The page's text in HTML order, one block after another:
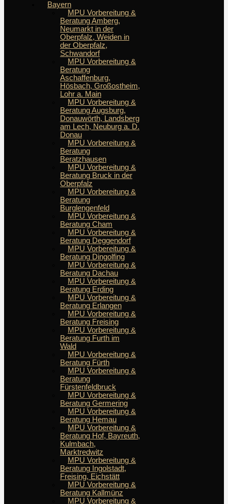
Bayern
MPU Vorbereitung &
Beratung Amberg,
Neumarkt in der
Oberpfalz, Weiden in
der Oberpfalz,
Schwandorf
MPU Vorbereitung &
Beratung
Aschaffenburg,
Hösbach, Großostheim,
Lohr a. Main
MPU Vorbereitung &
Beratung Augsburg,
Donauwörth, Landsberg
am Lech, Neuburg a. D.
Donau
MPU Vorbereitung &
Beratung
Beratzhausen
MPU Vorbereitung &
Beratung Bruck in der
Oberpfalz
MPU Vorbereitung &
Beratung
Burglengenfeld
MPU Vorbereitung &
Beratung Cham
MPU Vorbereitung &
Beratung Deggendorf
MPU Vorbereitung &
Beratung Dingolfing
MPU Vorbereitung &
Beratung Dachau
MPU Vorbereitung &
Beratung Erding
MPU Vorbereitung &
Beratung Erlangen
MPU Vorbereitung &
Beratung Freising
MPU Vorbereitung &
Beratung Furth im
Wald
MPU Vorbereitung &
Beratung Fürth
MPU Vorbereitung &
Beratung
Fürstenfeldbruck
MPU Vorbereitung &
Beratung Germering
MPU Vorbereitung &
Beratung Hemau
MPU Vorbereitung &
Beratung Hof, Bayreuth,
Kulmbach,
Marktredwitz
MPU Vorbereitung &
Beratung Ingolstadt,
Freising, Eichstätt
MPU Vorbereitung &
Beratung Kallmünz
MPU Vorbereitung &